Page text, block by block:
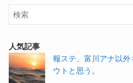
人気記事
報ステ、富川アナ以
ウトと思う。